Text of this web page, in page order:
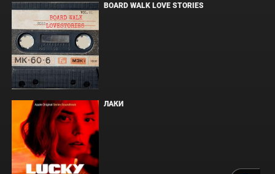
BOARD WALK LOVE STORIES
ЛАКИ